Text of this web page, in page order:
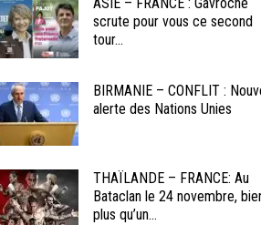
ASIE – FRANCE : Gavroche
scrute pour vous ce second
tour...
BIRMANIE – CONFLIT :
alerte des Nations Unies
THAÏLANDE – FRANCE: Au
Bataclan le 24 novembre,
plus qu’un...